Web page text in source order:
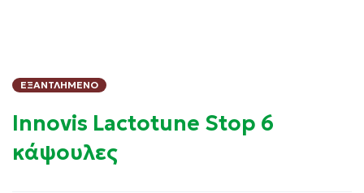
ΕΞΑΝΤΛΗΜΈΝΟ
Innovis Lactotune Stop 6
κάψουλες